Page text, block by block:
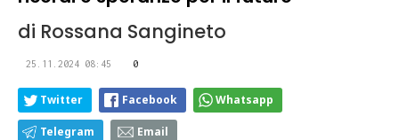
di Rossana Sangineto
25.11.2024 08:45 0
Twitter Facebook Whatsapp
Telegram Email